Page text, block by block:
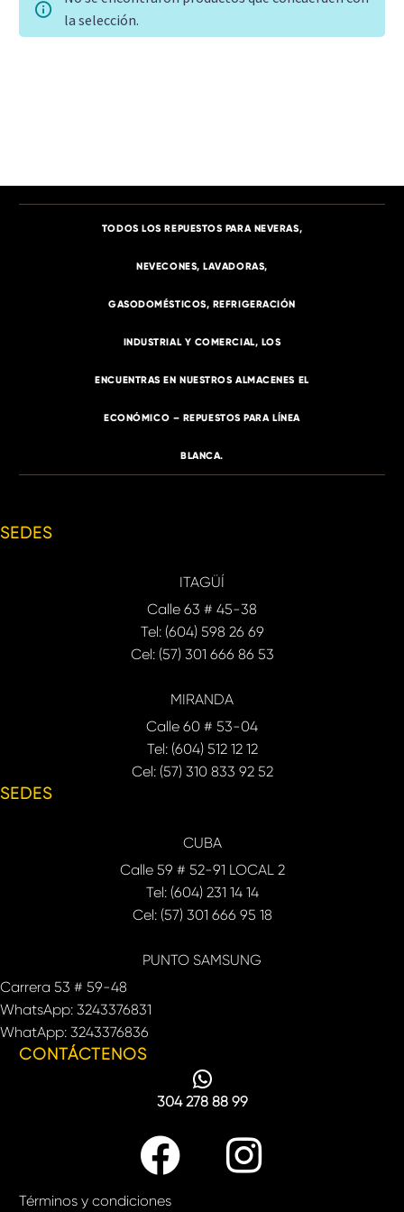
TITLE
la selección.
TODOS LOS REPUESTOS PARA NEVERAS,
NEVECONES, LAVADORAS,
GASODOMÉSTICOS, REFRIGERACIÓN
INDUSTRIAL Y COMERCIAL, LOS
ENCUENTRAS EN NUESTROS ALMACENES EL
ECONÓMICO – REPUESTOS PARA LÍNEA
BLANCA.
SEDES
ITAGÜÍ
Calle 63 # 45-38
Tel: (604) 598 26 69
Cel: (57) 301 666 86 53
MIRANDA
Calle 60 # 53-04
Tel: (604) 512 12 12
Cel: (57) 310 833 92 52
SEDES
CUBA
Calle 59 # 52-91 LOCAL 2
Tel: (604) 231 14 14
Cel: (57) 301 666 95 18
PUNTO SAMSUNG
Carrera 53 # 59-48
WhatsApp: 3243376831
WhatApp: 3243376836
CONTÁCTENOS
304 278 88 99
Términos y condiciones